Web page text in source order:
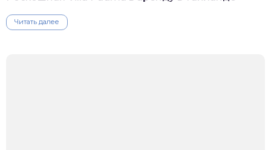
Читать далее